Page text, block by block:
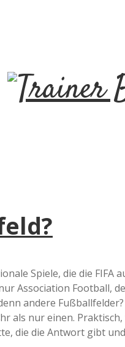
T
n
e
r
Spiele, die die FIFA
Association Football,
andere Fußballfelder?
als nur einen. Praktisch,
die die Antwort gibt